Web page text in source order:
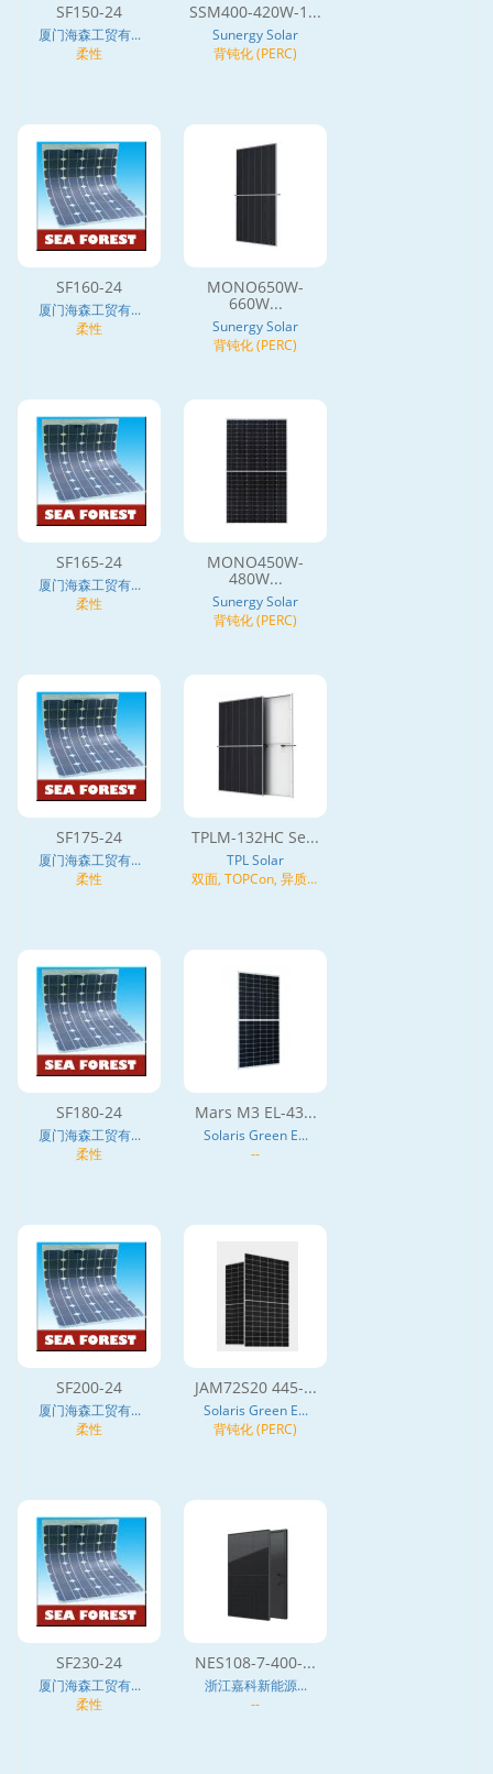
SF150-24
厦门海森工贸有...
柔性
SSM400-420W-1...
Sunergy Solar
背钝化 (PERC)
SF160-24
厦门海森工贸有...
柔性
MONO650W-
660W...
Sunergy Solar
背钝化 (PERC)
SF165-24
厦门海森工贸有...
柔性
MONO450W-
480W...
Sunergy Solar
背钝化 (PERC)
SF175-24
厦门海森工贸有...
柔性
TPLM-132HC Se...
TPL Solar
双面, TOPCon, 异质结
SF180-24
厦门海森工贸有...
柔性
Mars M3 EL-43...
Solaris Green E...
--
SF200-24
厦门海森工贸有...
柔性
JAM72S20 445-...
Solaris Green E...
背钝化 (PERC)
SF230-24
厦门海森工贸有...
柔性
NES108-7-400-...
浙江嘉科新能源...
--